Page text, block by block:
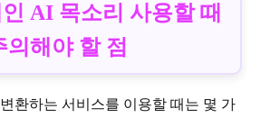
AI 목소리 사용할 때
의해야 할 점
환하는 서비스를 이용할 때는 몇 가